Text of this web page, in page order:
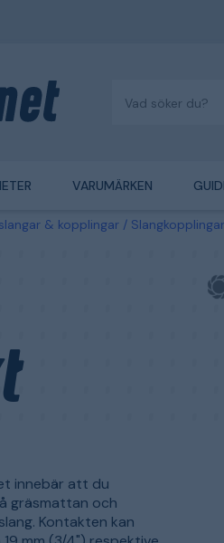
VARUMÄRKEN
& kopplingar Slangkopplingar
innebär att du
gräsmattan och
Kontakten kan